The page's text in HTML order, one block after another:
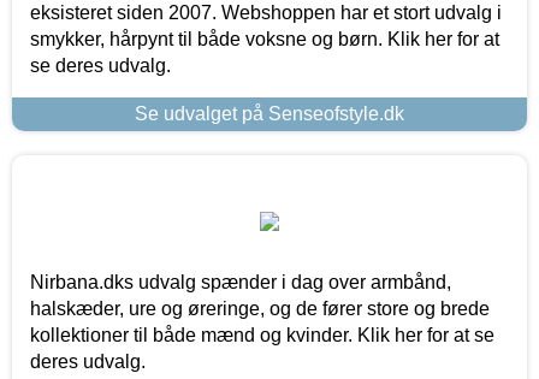
eksisteret siden 2007. Webshoppen har et stort udvalg i
smykker, hårpynt til både voksne og børn. Klik her for at
se deres udvalg.
Se udvalget på Senseofstyle.dk
Nirbana.dks udvalg spænder i dag over armbånd,
halskæder, ure og øreringe, og de fører store og brede
kollektioner til både mænd og kvinder. Klik her for at se
deres udvalg.